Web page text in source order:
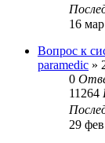
16
Вопрос к
paramedic »
0
11264
29